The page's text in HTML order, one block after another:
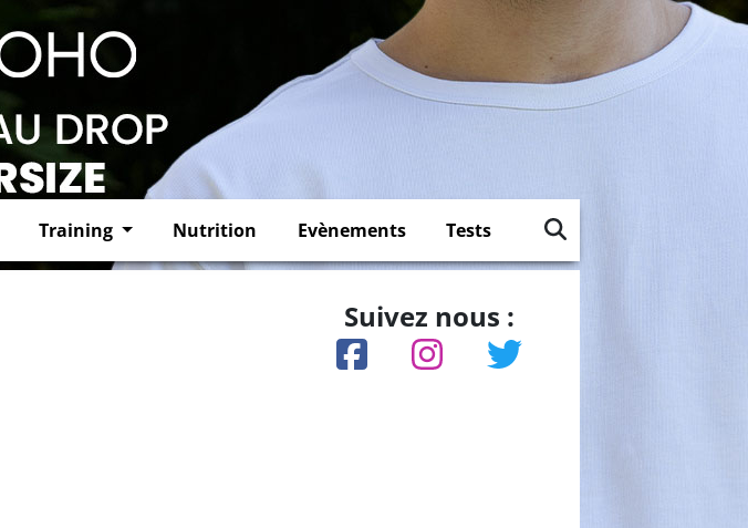
Training Nutrition Evènements Tests
Suivez nous :